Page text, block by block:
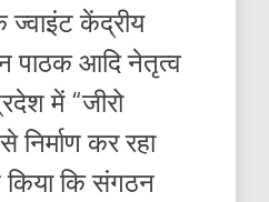
केंद्रीय
पाठक आदि नेतृत्व
में “जीरो
कर रहा
किया कि संगठन